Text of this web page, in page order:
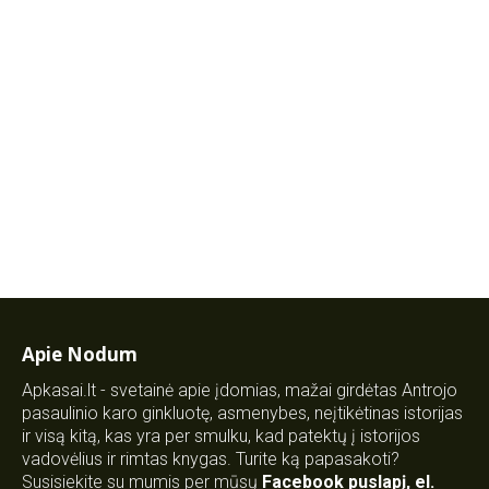
Apie Nodum
Apkasai.lt - svetainė apie įdomias, mažai girdėtas Antrojo
pasaulinio karo ginkluotę, asmenybes, neįtikėtinas istorijas
ir visą kitą, kas yra per smulku, kad patektų į istorijos
vadovėlius ir rimtas knygas. Turite ką papasakoti?
Susisiekite su mumis per mūsų Facebook puslapį, el.